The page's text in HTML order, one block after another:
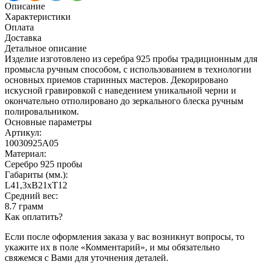
Описание
Характеристики
Оплата
Доставка
Детальное описание
Изделие изготовлено из серебра 925 пробы традиционным для
промысла ручным способом, с использованием в технологии
основных приемов старинных мастеров. Декорировано
искусной гравировкой с наведением уникальной черни и
окончательно отполировано до зеркального блеска ручным
полировальником.
Основные параметры
Артикул:
10030925А05
Материал:
Серебро 925 пробы
Габариты (мм.):
L41,3хB21хT12
Средний вес:
8.7 грамм
Как оплатить?
Если после оформления заказа у вас возникнут вопросы, то
укажите их в поле «Комментарий», и мы обязательно
свяжемся с Вами для уточнения деталей.